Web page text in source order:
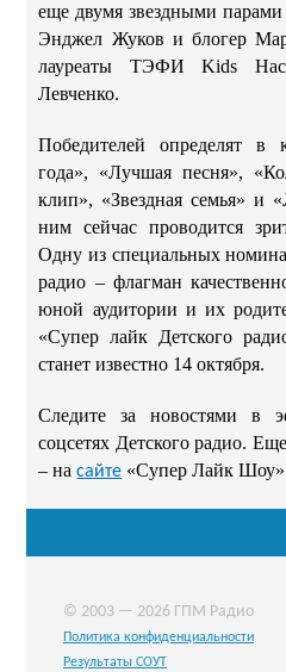
еще двумя звездными
Энджел Жуков и блогер
лауреаты ТЭФИ Kids
Левченко.
Победителей определят в
года», «Лучшая песня»,
клип», «Звездная семья» и
ним сейчас проводится
Одну из специальных
радио – флагман
юной аудитории и их
«Супер лайк Детского
станет известно 14 октября.
Следите за новостями в
соцсетях Детского радио.
– насайте «Супер Лайк
© 2003 — 2026 ГПМ Радио
Политика конфиденциальности
Результаты СОУТ